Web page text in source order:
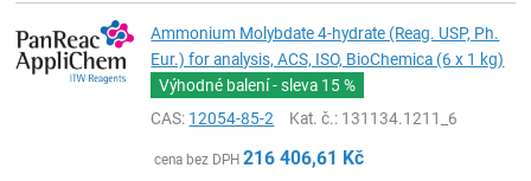
Ammonium Molybdate 4-hydrate (Reag. USP, Ph.
Eur.) for analysis, ACS, ISO, BioChemica (6 x 1 kg)
Výhodné balení - sleva 15 %
CAS: 12054-85-2 Kat. č.: 131134.1211_6
cena bez DPH 216 406,61 Kč